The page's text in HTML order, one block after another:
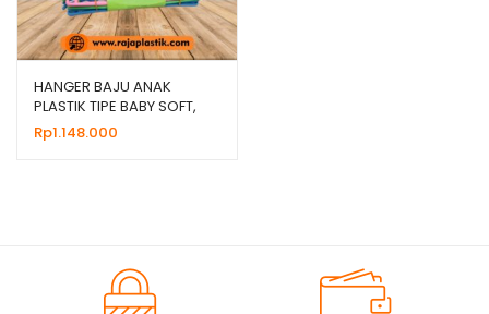
HANGER BAJU ANAK
PLASTIK TIPE BABY SOFT,
HARGA GROSIR MURAH
Rp1.148.000